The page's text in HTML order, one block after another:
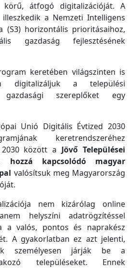
körű, átfogó digitalizációját. A
a Nemzeti Intelligens
(S3) horizontális prioritásaihoz,
gazdaság fejlesztésének
keretében világszinten is
digitalizáljuk a települési
szereplőket egy
Unió Digitális Évtized 2030
keretrendszeréhez
között a Jövő Települései
kapcsolódó magyar
valósítsuk meg Magyarország
nem kizárólag online
helyszíni adatrögzítéssel
a valós, pontos és naprakész
A gyakorlatban ez azt jelenti,
személyesen járják be a
településeket. Ennek